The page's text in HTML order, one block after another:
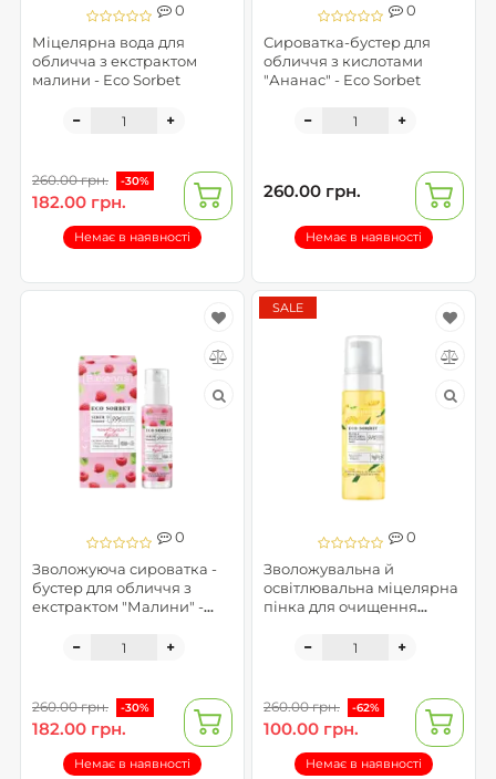
0
Міцелярна вода для
обличча з екстрактом
малини - Eco Sorbet
260.00 грн. -30%
182.00 грн.
Немає в наявності
0
Сироватка-бустер для
обличчя з кислотами
"Ананас" - Eco Sorbet
260.00 грн.
Немає в наявності
0
Зволожуюча сироватка -
бустер для обличчя з
екстрактом "Малини" -
260.00 грн. -30%
182.00 грн.
Немає в наявності
0
Зволожувальна й
освітлювальна міцелярна
пінка для очищення
Sorbet
SALE
260.00 грн. -62%
100.00 грн.
Немає в наявності